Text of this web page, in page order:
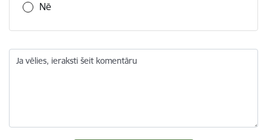
Nē
Ja vēlies, ieraksti šeit komentāru